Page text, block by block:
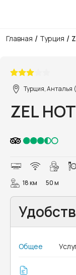
Главная / Турция /
Турция, Анталья
ZEL
18 км 50 м
Общее